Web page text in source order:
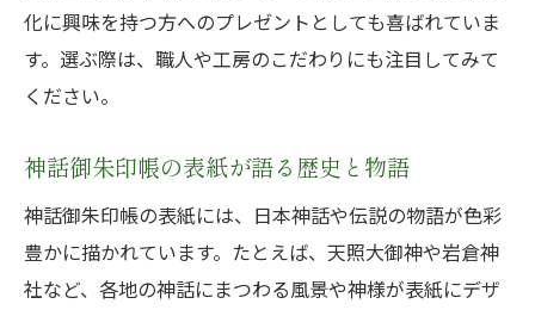
化に興味を持つ方へのプレゼントとしても喜ばれていま
す。選ぶ際は、職人や工房のこだわりにも注目してみて
ください。
神話御朱印帳の表紙が語る歴史と物語
神話御朱印帳の表紙には、日本神話や伝説の物語が色彩
豊かに描かれています。たとえば、天照大御神や岩倉神
社など、各地の神話にまつわる風景や神様が表紙にデザ